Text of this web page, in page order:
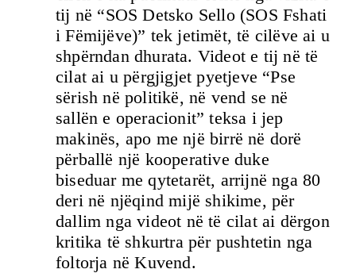
tij në “SOS Detsko Sello (SOS Fshati
i Fëmijëve)” tek jetimët, të cilëve ai u
shpërndan dhurata. Videot e tij në të
cilat ai u përgjigjet pyetjeve “Pse
sërish në politikë, në vend se në
sallën e operacionit” teksa i jep
makinës, apo me një birrë në dorë
përballë një kooperative duke
biseduar me qytetarët, arrijnë nga 80
deri në njëqind mijë shikime, për
dallim nga videot në të cilat ai dërgon
kritika të shkurtra për pushtetin nga
foltorja në Kuvend.